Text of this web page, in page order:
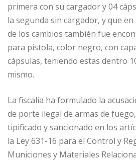
primera con su cargador y 04
la segunda sin cargador, y que
de los cambios también fue
para pistola, color negro, con
cápsulas, teniendo estas dentro
mismo.
La fiscalía ha formulado la
de porte ilegal de armas de
tipificado y sancionado en los
la Ley 631-16 para el Control y
Municiones y Materiales